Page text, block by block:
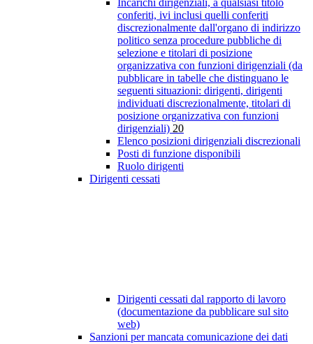
Incarichi dirigenziali, a qualsiasi titolo
conferiti, ivi inclusi quelli conferiti
discrezionalmente dall'organo di indirizzo
politico senza procedure pubbliche di
selezione e titolari di posizione
organizzativa con funzioni dirigenziali (da
pubblicare in tabelle che distinguano le
seguenti situazioni: dirigenti, dirigenti
individuati discrezionalmente, titolari di
posizione organizzativa con funzioni
dirigenziali) 20
Elenco posizioni dirigenziali discrezionali
Posti di funzione disponibili
Ruolo dirigenti
Dirigenti cessati
Dirigenti cessati dal rapporto di lavoro
(documentazione da pubblicare sul sito
web)
Sanzioni per mancata comunicazione dei dati